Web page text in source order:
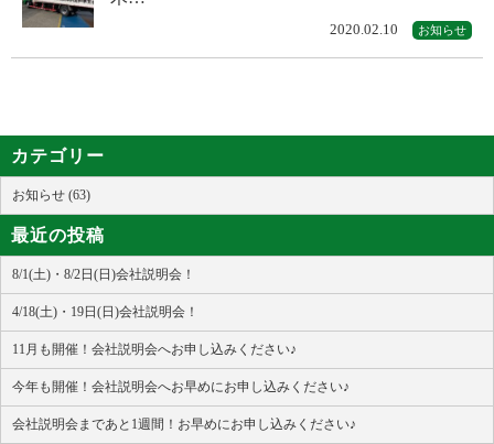
2020.02.10 お知らせ
カテゴリー
お知らせ (63)
最近の投稿
8/1(土)・8/2日(日)会社説明会！
4/18(土)・19日(日)会社説明会！
11月も開催！会社説明会へお申し込みください♪
今年も開催！会社説明会へお早めにお申し込みください♪
会社説明会まであと1週間！お早めにお申し込みください♪